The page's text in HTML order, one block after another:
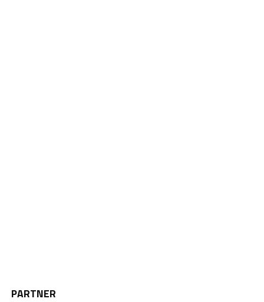
PARTNER